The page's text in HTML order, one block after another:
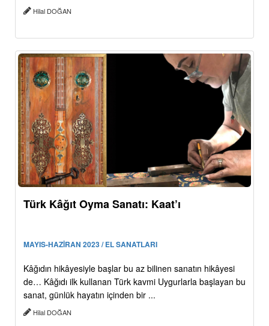
Hilal DOĞAN
Türk Kâğıt Oyma Sanatı: Kaat’ı
MAYIS-HAZİRAN 2023 / EL SANATLARI
Kâğıdın hikâyesiyle başlar bu az bilinen sanatın hikâyesi
de… Kâğıdı ilk kullanan Türk kavmi Uygurlarla başlayan bu
sanat, günlük hayatın içinden bir ...
Hilal DOĞAN